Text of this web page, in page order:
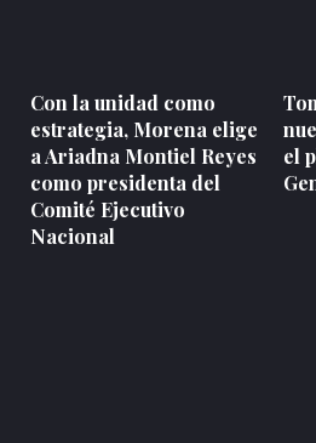
Con la unidad como
estrategia, Morena elige
a Ariadna Montiel Reyes
como presidenta del
Comité Ejecutivo
Nacional
el